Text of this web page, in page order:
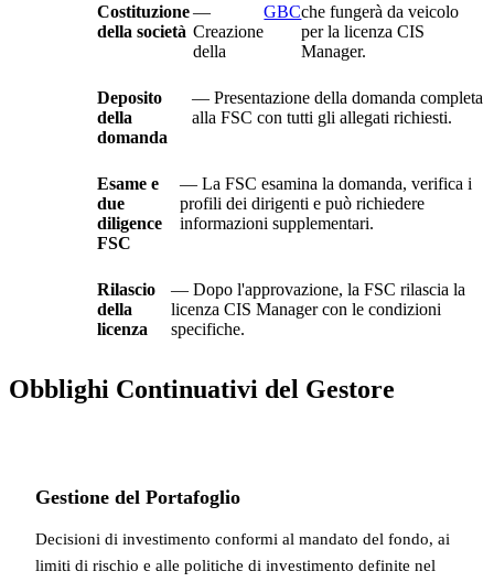
Costituzione
della società
—
Creazione
della
GBCche fungerà da veicolo
per la licenza CIS
Manager.
Deposito
della
domanda
— Presentazione della domanda completa
alla FSC con tutti gli allegati richiesti.
Esame e
due
diligence
FSC
— La FSC esamina la domanda, verifica i
profili dei dirigenti e può richiedere
informazioni supplementari.
Rilascio
della
licenza
— Dopo l'approvazione, la FSC rilascia la
licenza CIS Manager con le condizioni
specifiche.
Obblighi Continuativi del Gestore
Gestione del Portafoglio
Decisioni di investimento conformi al mandato del fondo, ai
limiti di rischio e alle politiche di investimento definite nel